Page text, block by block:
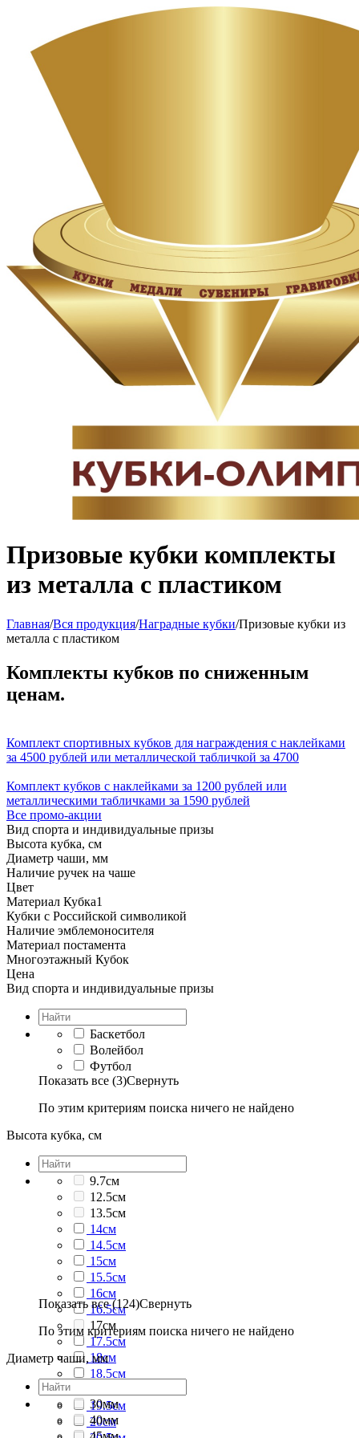
Призовые кубки комплекты
из металла с пластиком
Главная/Вся продукция/Наградные кубки/Призовые кубки из
металла с пластиком
Комплекты кубков по сниженным
ценам.
Комплект спортивных кубков для награждения с наклейками
за 4500 рублей или металлической табличкой за 4700
Комплект кубков с наклейками за 1200 рублей или
металлическими табличками за 1590 рублей
Все промо-акции
Вид спорта и индивидуальные призы
Высота кубка, см
Диаметр чаши, мм
Наличие ручек на чаше
Цвет
Материал Кубка1
Кубки с Российской символикой
Наличие эмблемоносителя
Материал постамента
Многоэтажный Кубок
Цена
Вид спорта и индивидуальные призы
Баскетбол
Волейбол
Футбол
Показать все (3)Свернуть
По этим критериям поиска ничего не найдено
Высота кубка, см
9.7см
12.5см
13.5см
14см
14.5см
15см
15.5см
16см
16.5см
17см
17.5см
18см
18.5см
19.5см
20см
Показать все (124)Свернуть
По этим критериям поиска ничего не найдено
Диаметр чаши, мм
30мм
40мм